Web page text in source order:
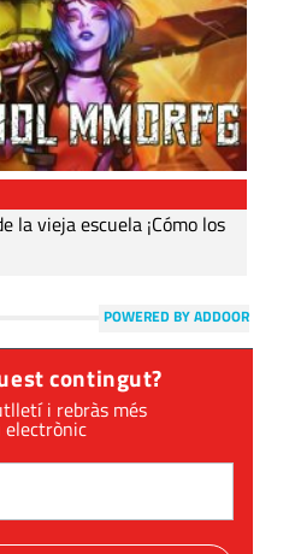
la vieja escuela ¡Cómo los
POWERED BY ADDOOR
contingut?
i rebràs més
electrònic